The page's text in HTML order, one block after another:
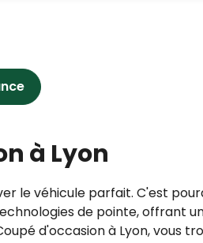
à Lyon
le véhicule parfait. C'est
de pointe, offrant
d'occasion à Lyon, vous